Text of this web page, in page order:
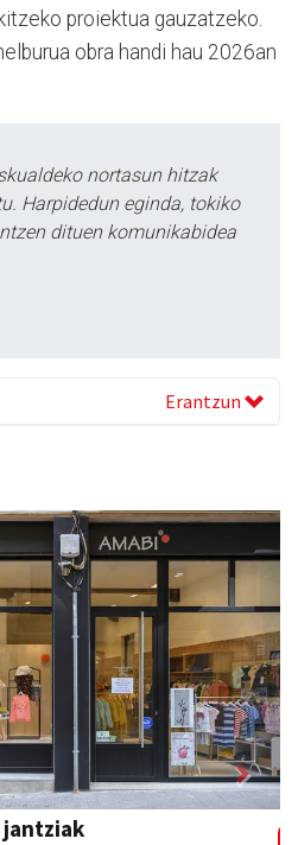
proiektua gauzatzeko.
obra handi hau 2026an
nortasun hitzak
Harpidedun eginda, tokiko
dituen komunikabidea
Erantzun
jantziak
Next